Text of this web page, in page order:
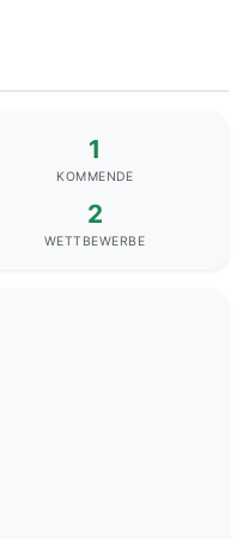
1
KOMMENDE
2
WETTBEWERBE